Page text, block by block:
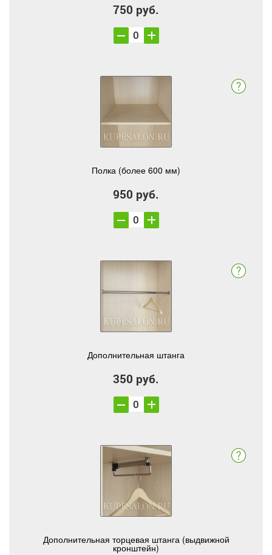
750 руб.
Полка (более 600 мм)
950 руб.
Дополнительная штанга
350 руб.
Дополнительная торцевая штанга (выдвижной
кронштейн)